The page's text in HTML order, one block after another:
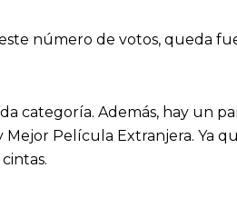
número de votos, queda
categoría. Además, hay un
Película Extranjera. Ya